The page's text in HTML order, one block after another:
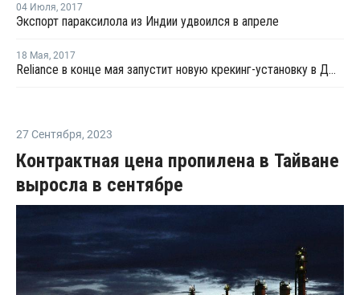
04 Июля, 2017
Экспорт параксилола из Индии удвоился в апреле
18 Мая, 2017
Reliance в конце мая запустит новую крекинг-установку в Джамнагаре
27 Сентября, 2023
Контрактная цена пропилена в Тайване
выросла в сентябре